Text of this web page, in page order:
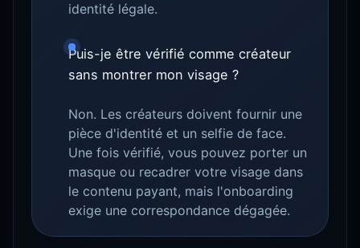
identité légale.
Puis-je être vérifié comme créateur
sans montrer mon visage ?
Non. Les créateurs doivent fournir une
pièce d'identité et un selfie de face.
Une fois vérifié, vous pouvez porter un
masque ou recadrer votre visage dans
le contenu payant, mais l'onboarding
exige une correspondance dégagée.